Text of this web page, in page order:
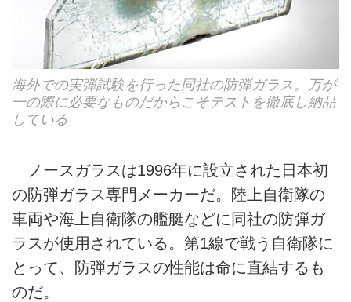
海外での実弾試験を行った同社の防弾ガラス。万が
一の際に必要なものだからこそテストを徹底し納品
している
ノースガラスは1996年に設立された日本初
の防弾ガラス専門メーカーだ。陸上自衛隊の
車両や海上自衛隊の艦艇などに同社の防弾ガ
ラスが使用されている。第1線で戦う自衛隊に
とって、防弾ガラスの性能は命に直結するも
のだ。